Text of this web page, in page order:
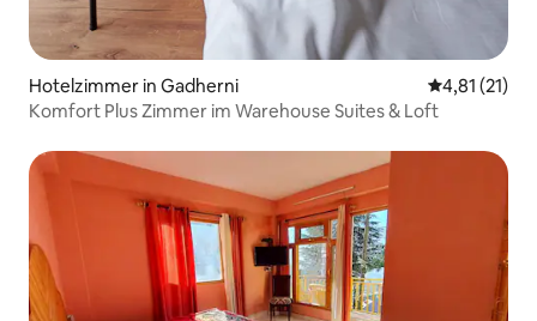
Hotelzimmer in Gadherni
4,81 (21)
Komfort Plus Zimmer im Warehouse Suites & Loft